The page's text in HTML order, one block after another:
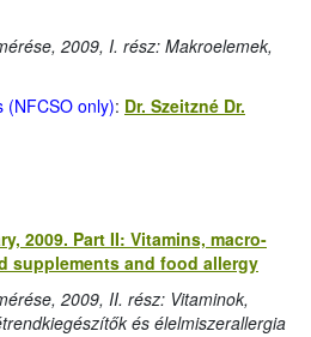
2009, I. rész: Makroelemek,
(NFCSO only): Dr. Szeitzné Dr.
2009. Part II: Vitamins, macro-
supplements and food allergy
2009, II. rész: Vitaminok,
és élelmiszerallergia